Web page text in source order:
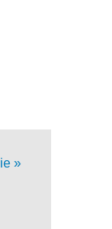
»